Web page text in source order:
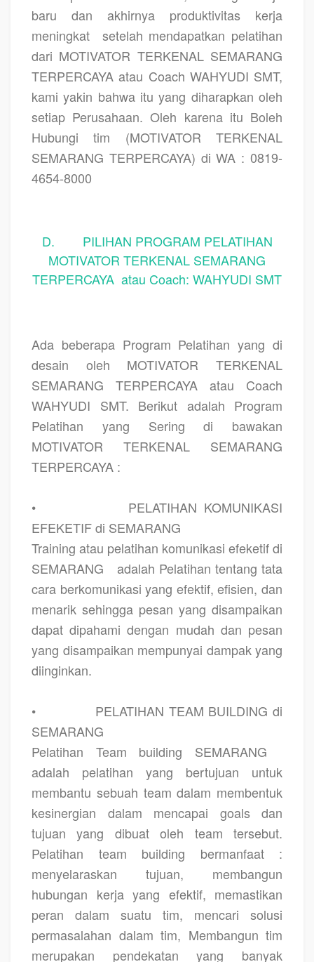
baru dan akhirnya produktivitas kerja
meningkat
setelah mendapatkan pelatihan
dari MOTIVATOR TERKENAL SEMARANG
TERPERCAYA atau Coach WAHYUDI SMT,
kami yakin bahwa itu yang diharapkan oleh
setiap Perusahaan. Oleh karena itu Boleh
Hubungi tim (MOTIVATOR TERKENAL
SEMARANG TERPERCAYA) di WA : 0819-
4654-8000
D. PILIHAN PROGRAM PELATIHAN
MOTIVATOR TERKENAL SEMARANG
TERPERCAYA atau Coach: WAHYUDI SMT
Ada beberapa Program Pelatihan yang di
desain oleh MOTIVATOR TERKENAL
SEMARANG TERPERCAYA atau Coach
WAHYUDI SMT. Berikut adalah Program
Pelatihan yang Sering di bawakan
MOTIVATOR TERKENAL SEMARANG
TERPERCAYA :
•
PELATIHAN KOMUNIKASI
EFEKETIF di SEMARANG
Training atau pelatihan komunikasi efeketif di
SEMARANG
adalah Pelatihan tentang tata
cara berkomunikasi yang efektif, efisien, dan
menarik sehingga pesan yang disampaikan
dapat dipahami dengan mudah dan pesan
yang disampaikan mempunyai dampak yang
diinginkan.
•
PELATIHAN TEAM BUILDING di
SEMARANG
Pelatihan Team building SEMARANG
adalah pelatihan yang bertujuan untuk
membantu sebuah team dalam membentuk
kesinergian dalam mencapai goals dan
tujuan yang dibuat oleh team tersebut.
Pelatihan team building bermanfaat :
menyelaraskan tujuan, membangun
hubungan kerja yang efektif, memastikan
peran dalam suatu tim, mencari solusi
permasalahan dalam tim, Membangun tim
merupakan pendekatan yang banyak